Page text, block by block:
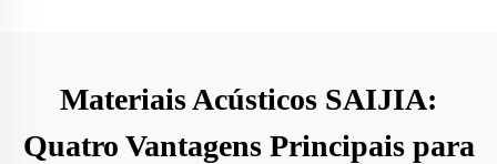
Materiais Acústicos SAIJIA:
Quatro Vantagens Principais para